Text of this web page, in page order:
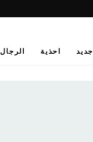
جديد احذية الرجال